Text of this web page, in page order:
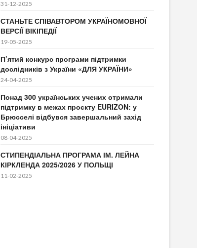
n
31-12-2025
СТАНЬТЕ СПІВАВТОРОМ УКРАЇНОМОВНОЇ
ВЕРСІЇ ВІКІПЕДІЇ
19-05-2025
П’ятий конкурс програми підтримки
дослідників з України «ДЛЯ УКРАЇНИ»
24-04-2025
Понад 300 українських учених отримали
підтримку в межах проєкту EURIZON: у
Брюсселі відбувся завершальний захід
ініціативи
08-04-2025
СТИПЕНДІАЛЬНА ПРОГРАМА ІМ. ЛЕЙНА
КІРКЛЕНДА 2025/2026 У ПОЛЬЩІ
11-02-2025